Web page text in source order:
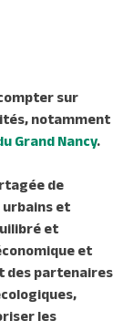
sur
notamment
Grand Nancy.
de
et
et
et
partenaires
les